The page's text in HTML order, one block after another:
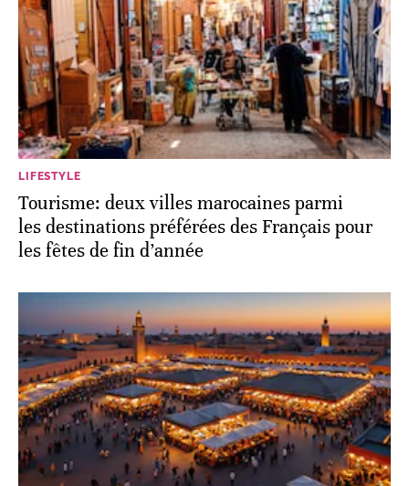
LIFESTYLE
Tourisme: deux villes marocaines parmi
les destinations préférées des Français pour
les fêtes de fin d’année